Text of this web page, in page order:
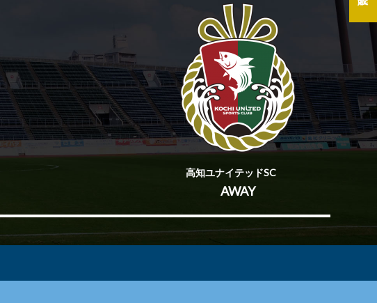
高知ユナイテッドSC
AWAY